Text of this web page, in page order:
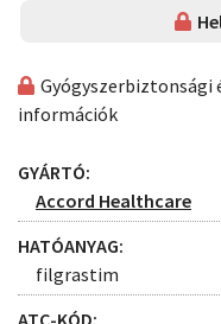
információk
GYÁRTÓ:
Accord Healthcare
HATÓANYAG:
filgrastim
ATC-KÓD: